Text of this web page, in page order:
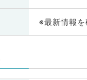
※最新情報